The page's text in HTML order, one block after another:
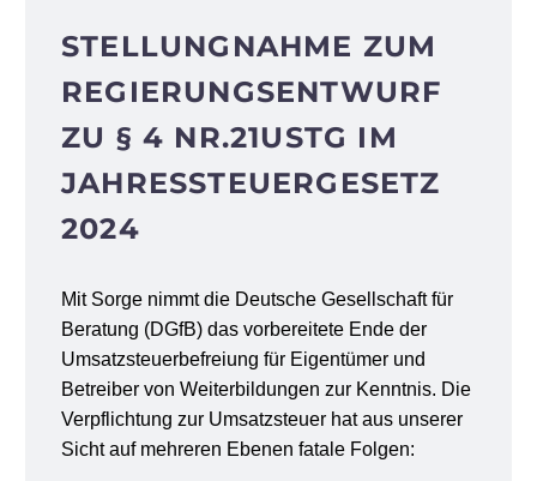
STELLUNGNAHME ZUM
REGIERUNGSENTWURF
ZU § 4 NR.21USTG IM
JAHRESSTEUERGESETZ
2024
Mit Sorge nimmt die Deutsche Gesellschaft für
Beratung (DGfB) das vorbereitete Ende der
Umsatzsteuerbefreiung für Eigentümer und
Betreiber von Weiterbildungen zur Kenntnis. Die
Verpflichtung zur Umsatzsteuer hat aus unserer
Sicht auf mehreren Ebenen fatale Folgen: